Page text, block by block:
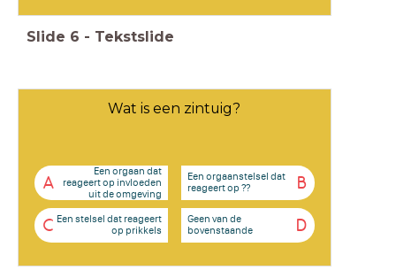
Slide 6 - Tekstslide
Wat is een zintuig?
A
Een orgaan dat
reageert op invloeden
uit de omgeving
B
Een orgaanstelsel dat
reageert op ??
C Een stelsel dat reageert
op prikkels
D
Geen van de
bovenstaande